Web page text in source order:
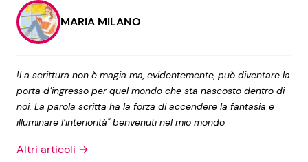
MARIA MILANO
!La scrittura non è magia ma, evidentemente, può diventare la
porta d’ingresso per quel mondo che sta nascosto dentro di
noi. La parola scritta ha la forza di accendere la fantasia e
illuminare l’interiorità" benvenuti nel mio mondo
Altri articoli →